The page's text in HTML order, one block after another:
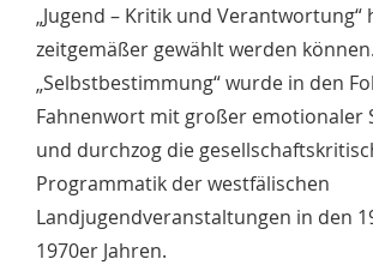
„Jugend – Kritik und
zeitgemäßer gewählt werden können.
„Selbstbestimmung“ wurde in den
Fahnenwort mit großer emotionaler
und durchzog die
Programmatik der westfälischen
Landjugendveranstaltungen in den
1970er Jahren.